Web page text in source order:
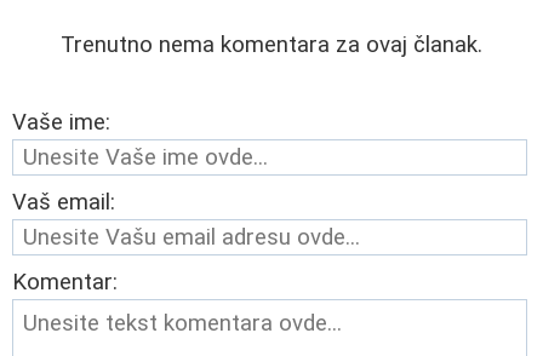
Trenutno nema komentara za ovaj članak.
Vaše ime:
Vaš email:
Komentar: